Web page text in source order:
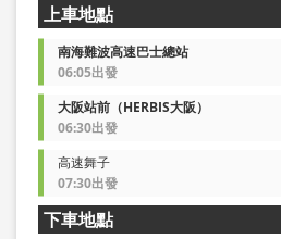
上車地點
南海難波高速巴士總站
06:05出發
大阪站前（HERBIS大阪）
06:30出發
高速舞子
07:30出發
下車地點